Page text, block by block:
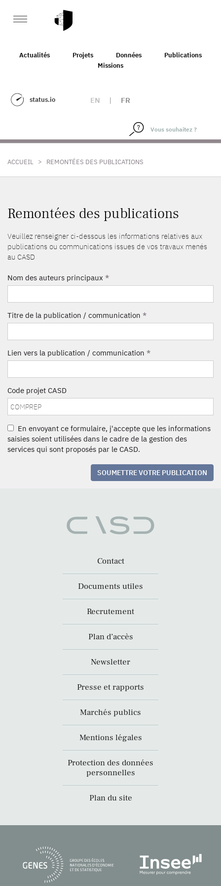
Actualités Projets Données
Publications
Missions
status.io EN | FR
ACCUEIL > REMONTÉES DES PUBLICATIONS
Remontées des publications
Veuillez renseigner ci-dessous les informations relatives aux
publications ou communications issues de vos travaux menés
au CASD
Nom des auteurs principaux *
Titre de la publication / communication *
Lien vers la publication / communication *
Code projet CASD
En envoyant ce formulaire, j'accepte que les informations
saisies soient utilisées dans le cadre de la gestion des
services qui sont proposés par le CASD.
SOUMETTRE VOTRE PUBLICATION
Contact
Documents utiles
Recrutement
Plan d’accès
Newsletter
Presse et rapports
Marchés publics
Mentions légales
Protection des données
personnelles
Plan du site